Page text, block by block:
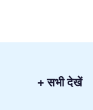
+ सभी देखें